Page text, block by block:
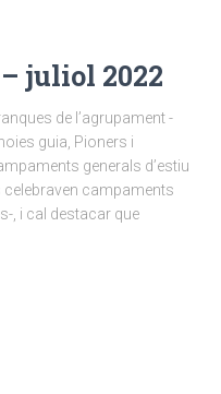
juliol 2022
de l’agrupament -
guia, Pioners i
generals d’estiu
celebraven campaments
, i cal destacar que